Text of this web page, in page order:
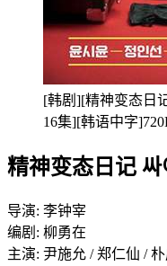
[韩剧][精神变态日
16集][韩语中字
精神变态日记 싸
导演: 李钟宰
编剧: 柳勇在
主演: 尹施允 / 郑仁仙 /